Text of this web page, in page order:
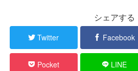
シェアする
Twitter Facebook
Pocket LINE